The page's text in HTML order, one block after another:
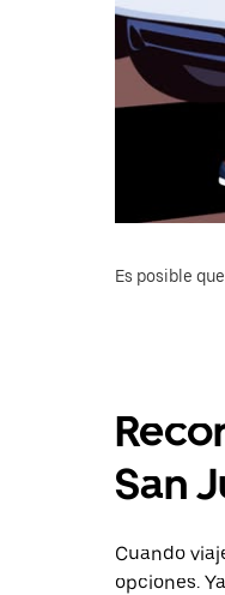
Es posible
San
Cuando
opciones.